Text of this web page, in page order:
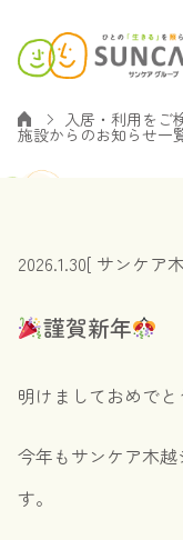
入居・利用をご
施設からのお知らせ一
2026.1.30[ サンケア
謹賀新年
明けましておめでと
今年もサンケア木
す。